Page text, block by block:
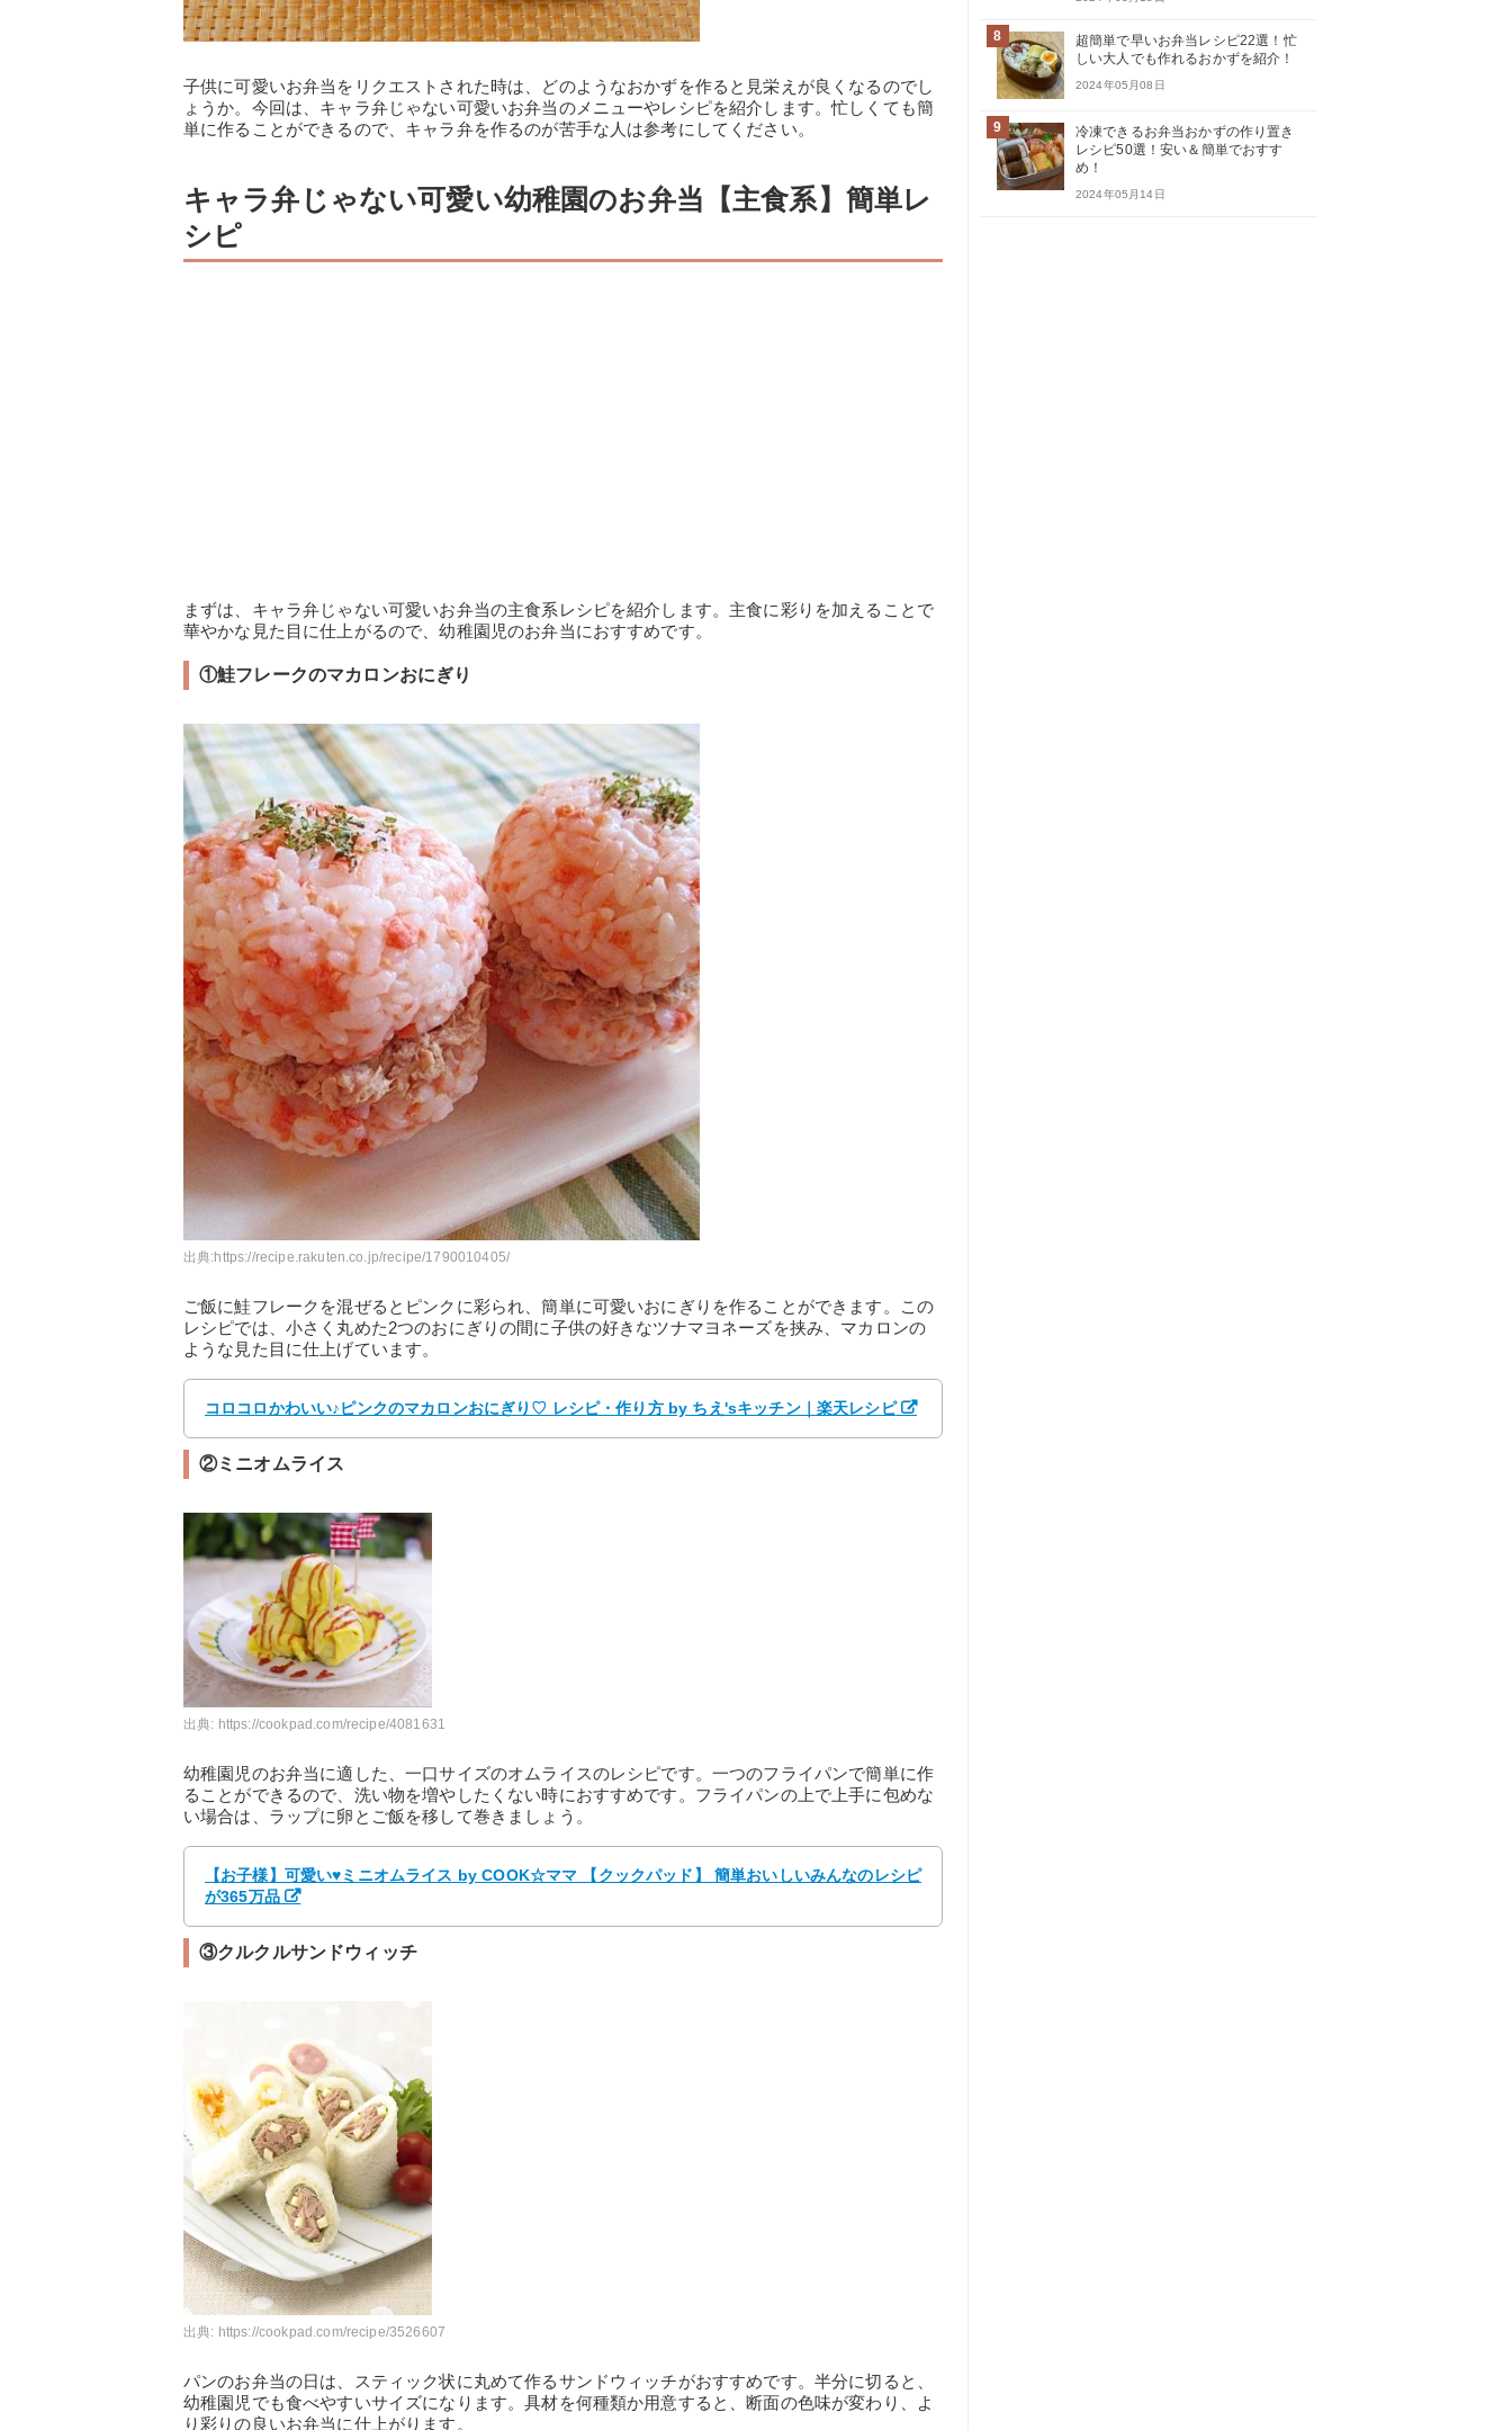
子供に可愛いお弁当をリクエストされた時は、どのようなおかずを作ると見栄えが良くなるのでし
ょうか。今回は、キャラ弁じゃない可愛いお弁当のメニューやレシピを紹介します。忙しくても簡
単に作ることができるので、キャラ弁を作るのが苦手な人は参考にしてください。
キャラ弁じゃない可愛い幼稚園のお弁当【主食系】簡単レ
シピ
まずは、キャラ弁じゃない可愛いお弁当の主食系レシピを紹介します。主食に彩りを加えることで
華やかな見た目に仕上がるので、幼稚園児のお弁当におすすめです。
①鮭フレークのマカロンおにぎり
出典:https://recipe.rakuten.co.jp/recipe/1790010405/
ご飯に鮭フレークを混ぜるとピンクに彩られ、簡単に可愛いおにぎりを作ることができます。この
レシピでは、小さく丸めた2つのおにぎりの間に子供の好きなツナマヨネーズを挟み、マカロンの
ような見た目に仕上げています。
コロコロかわいい♪ピンクのマカロンおにぎり♡ レシピ・作り方 by ちえ'sキッチン｜楽天レシピ
②ミニオムライス
出典: https://cookpad.com/recipe/4081631
幼稚園児のお弁当に適した、一口サイズのオムライスのレシピです。一つのフライパンで簡単に作
ることができるので、洗い物を増やしたくない時におすすめです。フライパンの上で上手に包めな
い場合は、ラップに卵とご飯を移して巻きましょう。
【お子様】可愛い♥ミニオムライス by COOK☆ママ 【クックパッド】 簡単おいしいみんなのレシピ
が365万品
③クルクルサンドウィッチ
出典: https://cookpad.com/recipe/3526607
パンのお弁当の日は、スティック状に丸めて作るサンドウィッチがおすすめです。半分に切ると、
幼稚園児でも食べやすいサイズになります。具材を何種類か用意すると、断面の色味が変わり、よ
り彩りの良いお弁当に仕上がります。
8
超簡単で早いお弁当レシピ22選！忙
しい大人でも作れるおかずを紹介！
2024年05月08日
9
冷凍できるお弁当おかずの作り置き
レシピ50選！安い＆簡単でおすす
め！
2024年05月14日